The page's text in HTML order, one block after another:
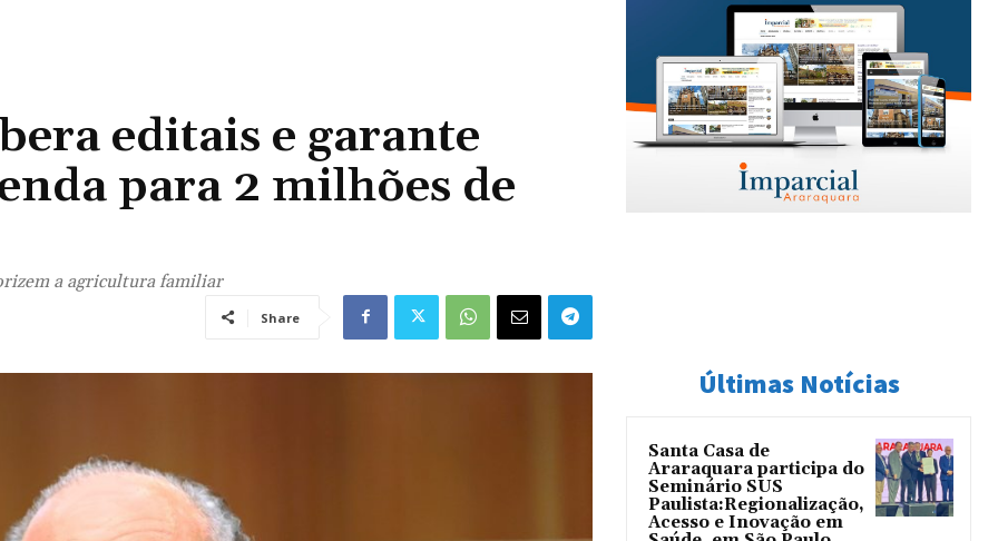
editais e garante
para 2 milhões de
a agricultura familiar
Share
Últimas Notícias
Santa Casa de
Araraquara participa do
Seminário SUS
Paulista:Regionalização,
Acesso e Inovação em